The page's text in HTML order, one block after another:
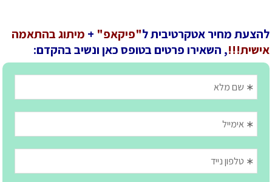
להצעת מחיר אטקרטיבית ל"פיקאפ" + מיתוג בהתאמה
אישית!!!, השאירו פרטים בטופס כאן ונשיב בהקדם: